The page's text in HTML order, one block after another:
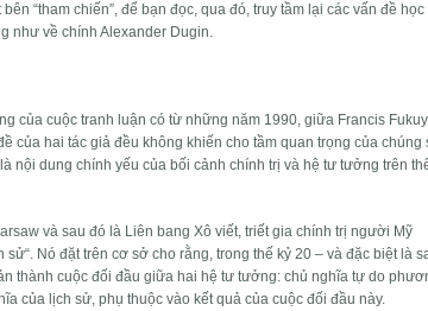
“tham chiến”, để bạn đọc, qua đó, truy tầm lại các vấn đề học
như về chính Alexander Dugin.
của cuộc tranh luận có từ những năm 1990, giữa Francis
của hai tác giả đều không khiến cho tầm quan trọng của chúng
nội dung chính yếu của bối cảnh chính trị và hệ tư tưởng trên
và sau đó là Liên bang Xô viết, triết gia chính trị người Mỹ
Nó đặt trên cơ sở cho rằng, trong thế kỷ 20 – và đặc biệt là
thành cuộc đối đầu giữa hai hệ tư tưởng: chủ nghĩa tự do
của lịch sử, phụ thuộc vào kết quả của cuộc đối đầu này.